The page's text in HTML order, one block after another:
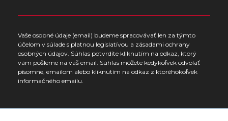
Vaše osobné údaje (email) budeme spracovávať len za týmto
účelom v súlade s platnou legislatívou a zásadami ochrany
osobných údajov. Súhlas potvrdíte kliknutím na odkaz, ktorý
vám pošleme na váš email. Súhlas môžete kedykoľvek odvolať
písomne, emailom alebo kliknutím na odkaz z ktoréhokoľvek
informačného emailu.